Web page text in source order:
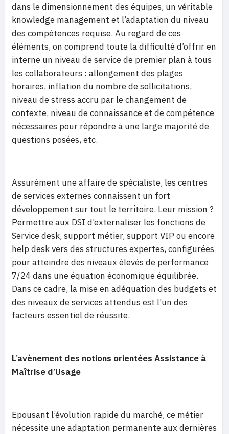
dans le dimensionnement des équipes, un véritable
knowledge management et l’adaptation du niveau
des compétences requise. Au regard de ces
éléments, on comprend toute la difficulté d’offrir en
interne un niveau de service de premier plan à tous
les collaborateurs : allongement des plages
horaires, inflation du nombre de sollicitations,
niveau de stress accru par le changement de
contexte, niveau de connaissance et de compétence
nécessaires pour répondre à une large majorité de
questions posées, etc.
Assurément une affaire de spécialiste, les centres
de services externes connaissent un fort
développement sur tout le territoire. Leur mission ?
Permettre aux DSI d’externaliser les fonctions de
Service desk, support métier, support VIP ou encore
help desk vers des structures expertes, configurées
pour atteindre des niveaux élevés de performance
7/24 dans une équation économique équilibrée.
Dans ce cadre, la mise en adéquation des budgets et
des niveaux de services attendus est l’un des
facteurs essentiel de réussite.
L’avènement des notions orientées Assistance à
Maîtrise d’Usage
Epousant l’évolution rapide du marché, ce métier
nécessite une adaptation permanente aux dernières